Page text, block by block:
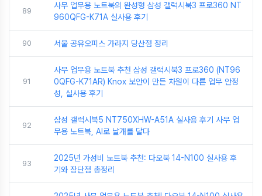
89
사무 업무용 노트북의 완성형 삼성 갤럭시북3 프로360 NT
960QFG-K71A 실사용 후기
90 서울 공유오피스 가라지 당산점 정리
91
사무 업무용 노트북 추천 삼성 갤럭시북3 프로360 (NT96
0QFG-K71AR) Knox 보안이 만든 차원이 다른 업무 안정
성, 실사용 후기
92
삼성 갤럭시북5 NT750XHW-A51A 실사용 후기 사무 업
무용 노트북, AI로 날개를 달다
93
2025년 가성비 노트북 추천: 다오북 14-N100 실사용 후
기와 장단점 총정리